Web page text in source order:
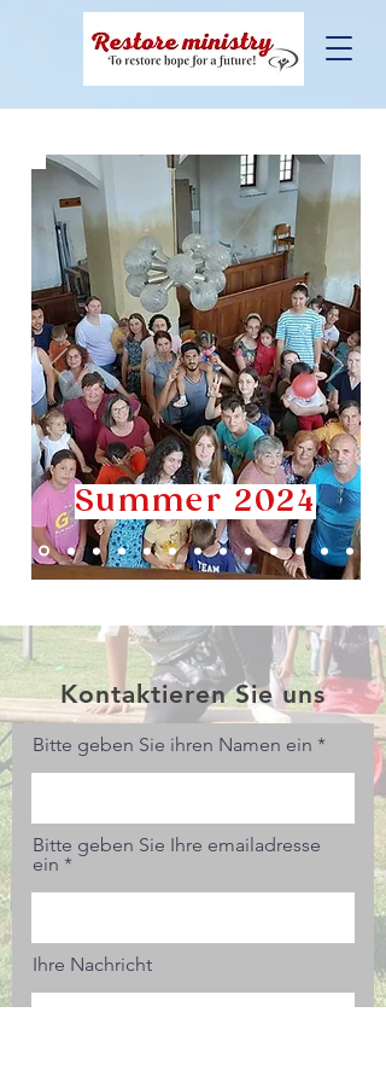
Summer 2024
Kontaktieren Sie uns
Bitte geben Sie ihren Namen ein
Bitte geben Sie Ihre emailadresse
ein
Ihre Nachricht